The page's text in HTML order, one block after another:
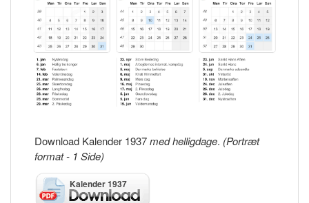
Download Kalender 1937med helligdage. (Portræt
format - 1 Side)
Kalender 1937